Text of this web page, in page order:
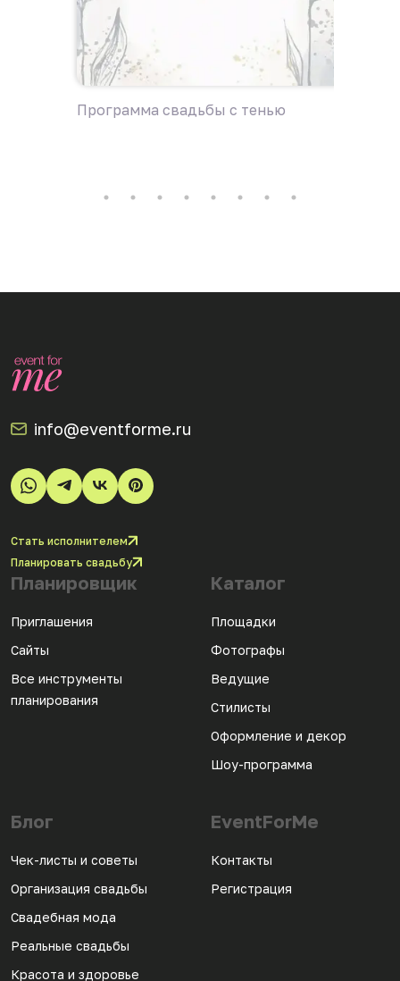
Программа свадьбы с тенью
info@eventforme.ru
Стать исполнителем
Планировать свадьбу
Планировщик
Приглашения
Сайты
Все инструменты
планирования
Каталог
Площадки
Фотографы
Ведущие
Стилисты
Оформление и декор
Шоу-программа
Блог
Чек-листы и советы
Организация свадьбы
Свадебная мода
Реальные свадьбы
Красота и здоровье
EventForMe
Контакты
Регистрация